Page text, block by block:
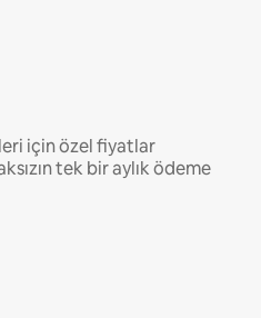
için özel fiyatlar
tek bir aylık ödeme